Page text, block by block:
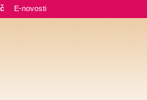
E-novosti